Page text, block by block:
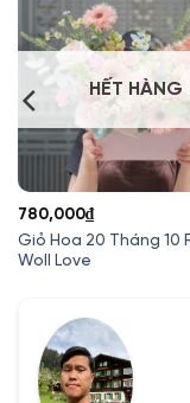
HẾT HÀNG
Giỏ Hoa 20 Tháng 10
Woll Love
780,000₫